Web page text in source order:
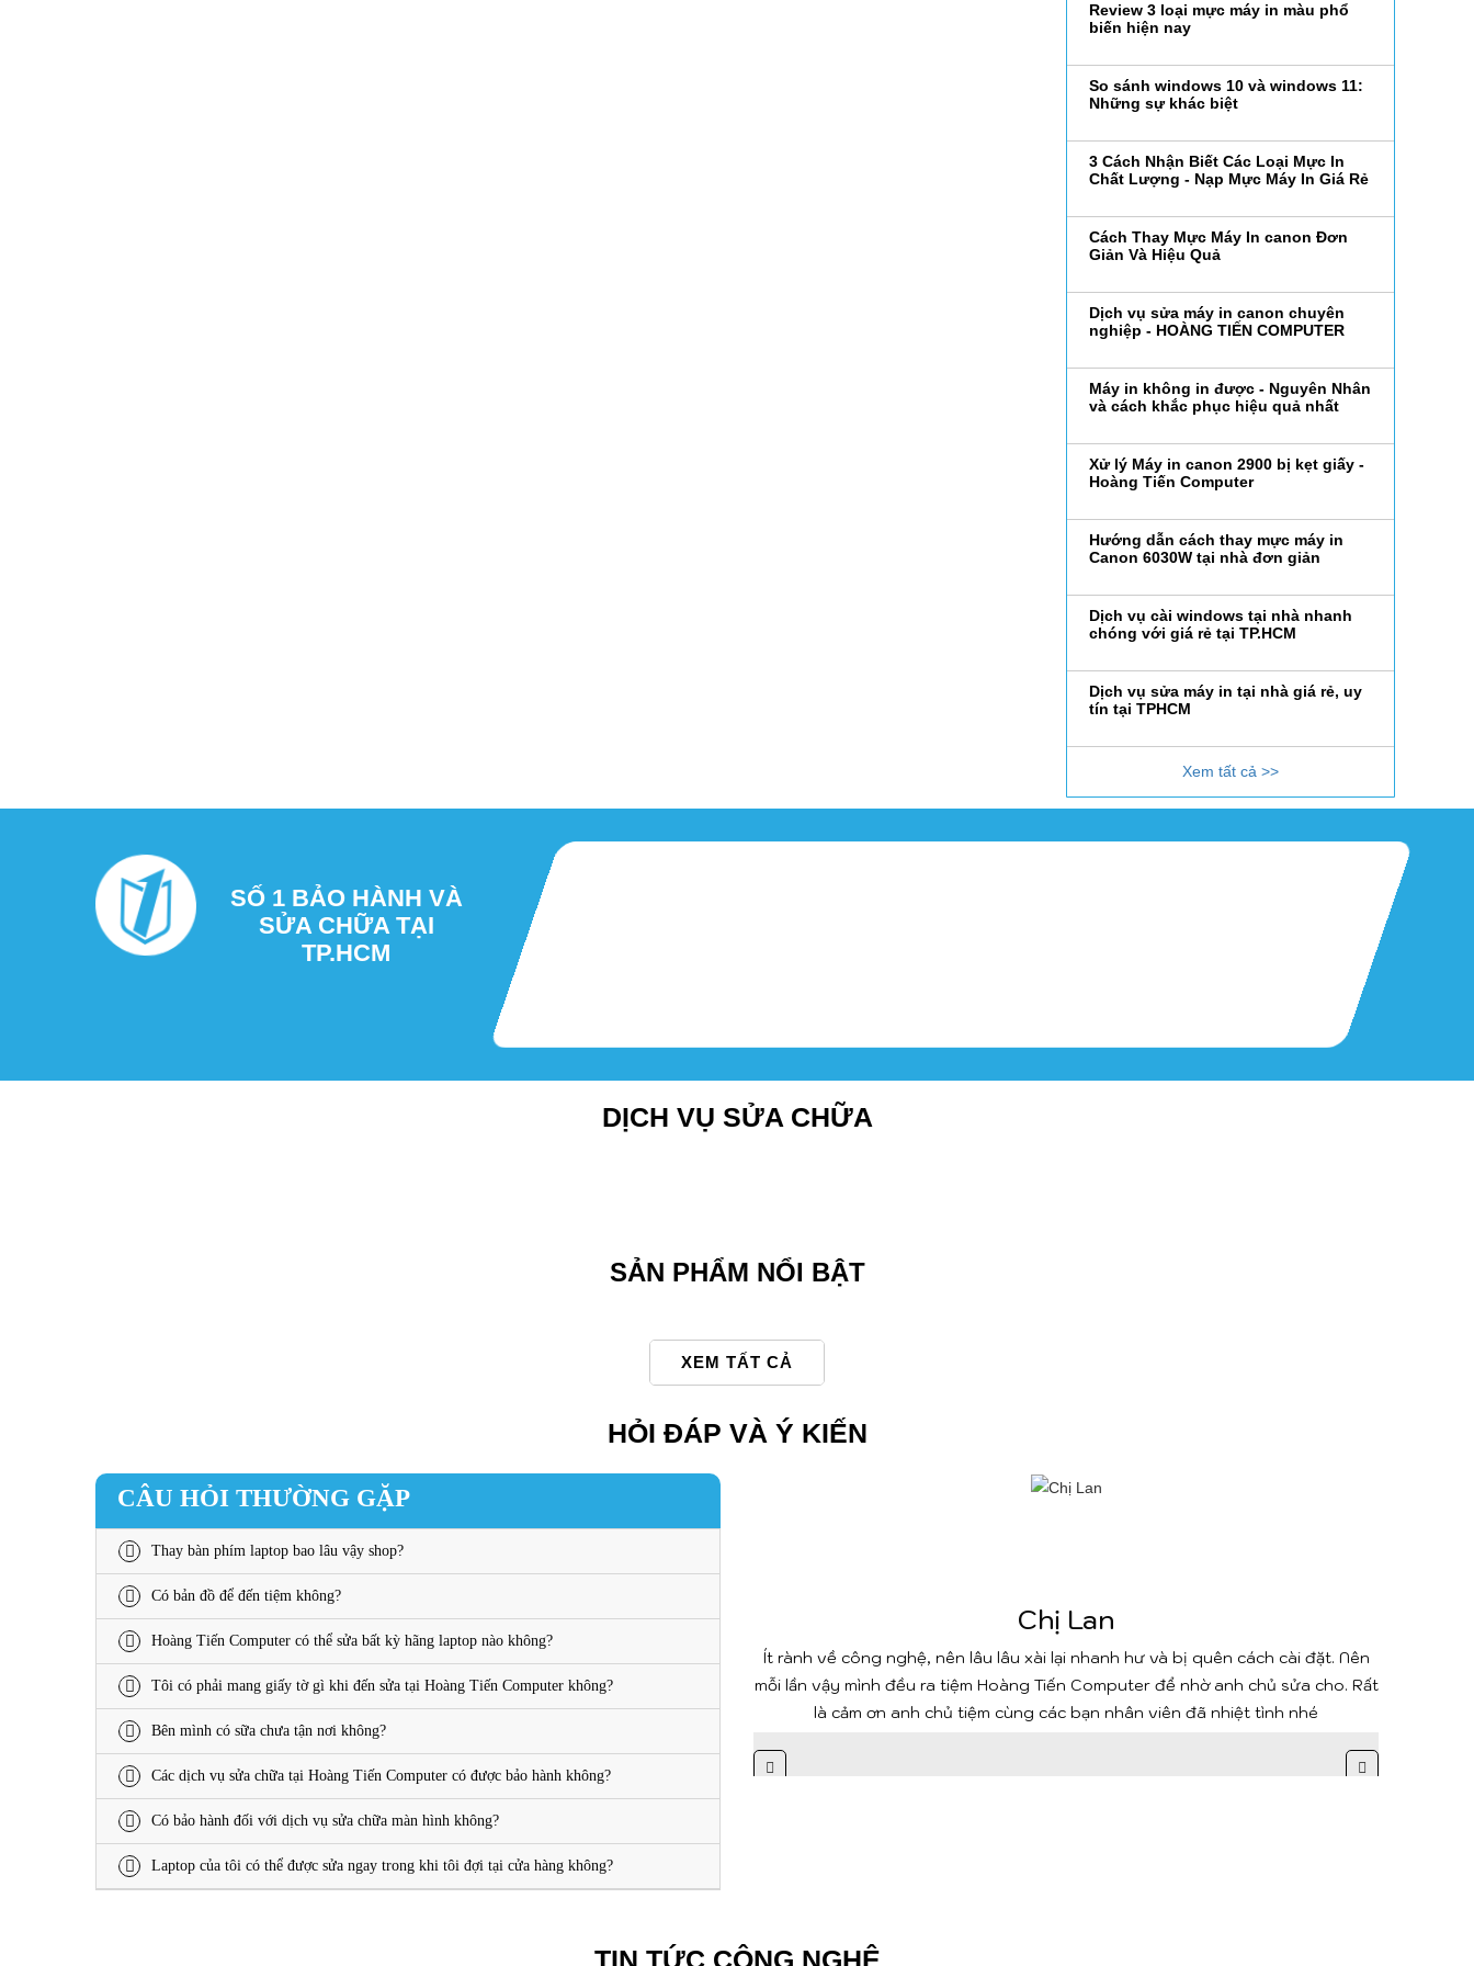
Review 3 loại mực máy in màu phổ
biến hiện nay
So sánh windows 10 và windows 11:
Những sự khác biệt
3 Cách Nhận Biết Các Loại Mực In
Chất Lượng - Nạp Mực Máy In Giá Rẻ
Cách Thay Mực Máy In canon Đơn
Giản Và Hiệu Quả
Dịch vụ sửa máy in canon chuyên
nghiệp - HOÀNG TIẾN COMPUTER
Máy in không in được - Nguyên Nhân
và cách khắc phục hiệu quả nhất
Xử lý Máy in canon 2900 bị kẹt giấy -
Hoàng Tiến Computer
Hướng dẫn cách thay mực máy in
Canon 6030W tại nhà đơn giản
Dịch vụ cài windows tại nhà nhanh
chóng với giá rẻ tại TP.HCM
Dịch vụ sửa máy in tại nhà giá rẻ, uy
tín tại TPHCM
Xem tất cả >>
SỐ 1 BẢO HÀNH VÀ
SỬA CHỮA TẠI
TP.HCM
DỊCH VỤ SỬA CHỮA
SẢN PHẨM NỔI BẬT
XEM TẤT CẢ
HỎI ĐÁP VÀ Ý KIẾN
CÂU HỎI THƯỜNG GẶP
Thay bàn phím laptop bao lâu vậy shop?
Có bản đồ để đến tiệm không?
Hoàng Tiến Computer có thể sửa bất kỳ hãng laptop nào không?
Tôi có phải mang giấy tờ gì khi đến sửa tại Hoàng Tiến Computer không?
Bên mình có sữa chưa tận nơi không?
Các dịch vụ sửa chữa tại Hoàng Tiến Computer có được bảo hành không?
Có bảo hành đối với dịch vụ sửa chữa màn hình không?
Laptop của tôi có thể được sửa ngay trong khi tôi đợi tại cửa hàng không?
Chị Lan
Ít rành về công nghệ, nên lâu lâu xài lại nhanh hư và bị quên cách cài đặt. Nên
mỗi lần vậy mình đều ra tiệm Hoàng Tiến Computer để nhờ anh chủ sửa cho. Rất
là cảm ơn anh chủ tiệm cùng các bạn nhân viên đã nhiệt tình nhé
TIN TỨC CÔNG NGHỆ